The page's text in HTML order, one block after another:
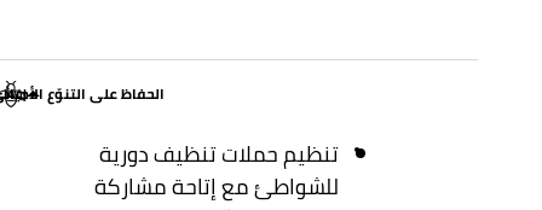
الحفاظ على التنوّع
تنظيم حملات تنظيف دورية
للشواطئ مع إتاحة مشاركة